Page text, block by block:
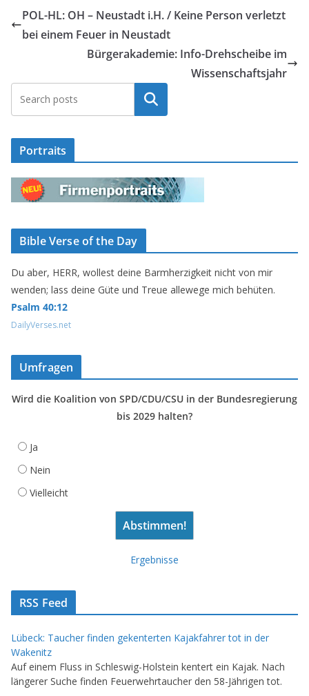
POL-HL: OH – Neustadt i.H. / Keine Person verletzt
bei einem Feuer in Neustadt
Bürgerakademie: Info-Drehscheibe im
Wissenschaftsjahr
Suchen
Portraits
Bible Verse of the Day
Du aber, HERR, wollest deine Barmherzigkeit nicht von mir
wenden; lass deine Güte und Treue allewege mich behüten.
Psalm 40:12
DailyVerses.net
Umfragen
Wird die Koalition von SPD/CDU/CSU in der Bundesregierung
bis 2029 halten?
Ja
Nein
Vielleicht
Ergebnisse
RSS Feed
Lübeck: Taucher finden gekenterten Kajakfahrer tot in der
Wakenitz
Auf einem Fluss in Schleswig-Holstein kentert ein Kajak. Nach
längerer Suche finden Feuerwehrtaucher den 58-Jährigen tot.